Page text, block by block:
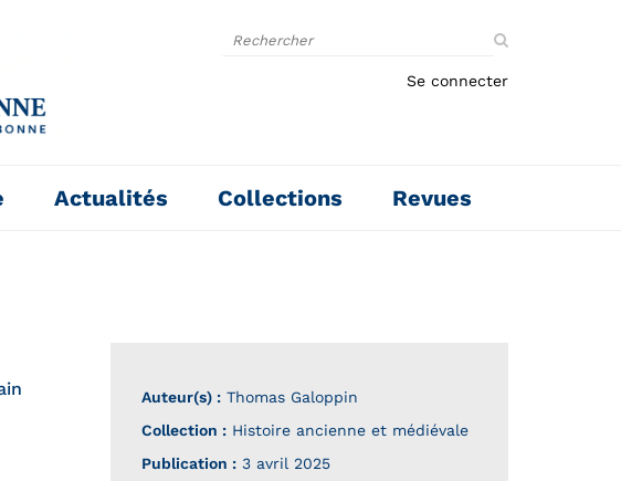
le
Se connecter
Actualités Collections Revues
Auteur(s) : Thomas Galoppin
Collection : Histoire ancienne et médiévale
Publication : 3 avril 2025